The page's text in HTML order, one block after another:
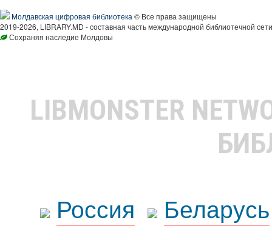
Молдавская цифровая библиотека © Все права защищены
2019-2026, LIBRARY.MD - составная часть международной библиотечной
Сохраняя наследие Молдовы
LIBMONSTER
Россия
Беларусь